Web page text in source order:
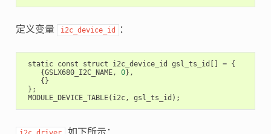
定义变量 i2c_device_id ：
static const struct i2c_device_id gsl_ts_id [] = {
{GSLX680_I2C_NAME, 0},
{}
};
MODULE_DEVICE_TABLE( i2c, gsl_ts_id );
如下所示：